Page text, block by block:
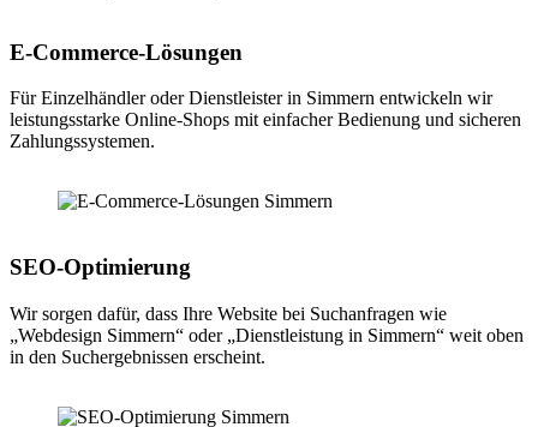
E-Commerce-Lösungen
Für Einzelhändler oder Dienstleister in Simmern entwickeln wir
leistungsstarke Online-Shops mit einfacher Bedienung und sicheren
Zahlungssystemen.
SEO-Optimierung
Wir sorgen dafür, dass Ihre Website bei Suchanfragen wie
„Webdesign Simmern“ oder „Dienstleistung in Simmern“ weit oben
in den Suchergebnissen erscheint.